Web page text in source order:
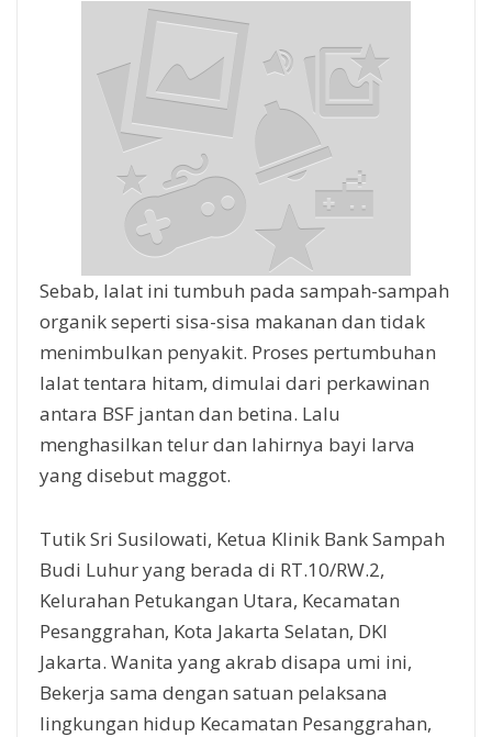
Sebab, lalat ini tumbuh pada sampah-sampah
organik seperti sisa-sisa makanan dan tidak
menimbulkan penyakit. Proses pertumbuhan
lalat tentara hitam, dimulai dari perkawinan
antara BSF jantan dan betina. Lalu
menghasilkan telur dan lahirnya bayi larva
yang disebut maggot.
Tutik Sri Susilowati, Ketua Klinik Bank Sampah
Budi Luhur yang berada di RT.10/RW.2,
Kelurahan Petukangan Utara, Kecamatan
Pesanggrahan, Kota Jakarta Selatan, DKI
Jakarta. Wanita yang akrab disapa umi ini,
Bekerja sama dengan satuan pelaksana
lingkungan hidup Kecamatan Pesanggrahan,